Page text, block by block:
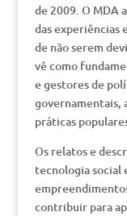
de 2009. O MDA
das experiências
de não serem
vê como
e gestores de
governamentais,
práticas
Os relatos e
tecnologia social
contribuir para